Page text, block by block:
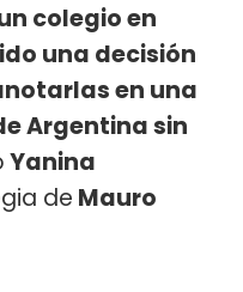
colegio en
una decisión
en una
Argentina sin
Yanina
de Mauro